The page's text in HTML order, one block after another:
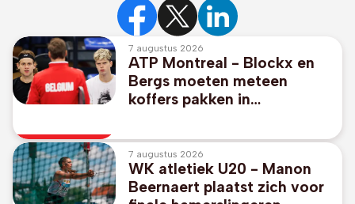
7 augustus 2026
ATP Montreal - Blockx en
Bergs moeten meteen
koffers pakken in
7 augustus 2026
WK atletiek U20 - Manon
Beernaert plaatst zich voor